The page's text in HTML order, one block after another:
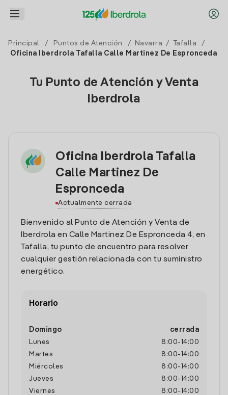
Principal / Puntos de Atención / Navarra / Tafalla
/
Oficina Iberdrola Tafalla Calle Martinez De Espronceda
Tu Punto de Atención y Venta
Iberdrola
Oficina Iberdrola Tafalla
Calle Martinez De
Espronceda
Actualmente cerrada
Bienvenido al Punto de Atención y Venta de
Iberdrola en Calle Martinez De Espronceda 4, en
Tafalla, tu punto de encuentro para resolver
cualquier gestión relacionada con tu suministro
energético.
Horario
Domingo
cerrada
Lunes
8:00- 14:00
Martes
8:00- 14:00
Miércoles
8:00- 14:00
Jueves
8:00- 14:00
Viernes
8:00- 14:00